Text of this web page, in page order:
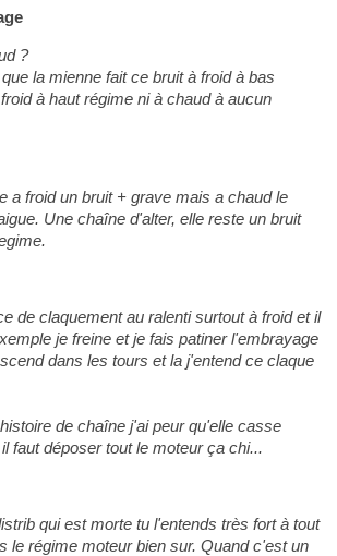
?
la mienne fait ce bruit à froid à bas
à haut régime ni à chaud à aucun
a froid un bruit + grave mais a chaud le
Une chaîne d'alter, elle reste un bruit
de claquement au ralenti surtout à froid et il
je freine et je fais patiner l'embrayage
dans les tours et la j'entend ce claque
de chaîne j'ai peur qu'elle casse
faut déposer tout le moteur ça chi...
qui est morte tu l'entends très fort à tout
le régime moteur bien sur. Quand c'est un